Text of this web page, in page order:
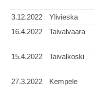
3.12.2022
Ylivieska
16.4.2022
Taivalvaara
15.4.2022 Taivalkoski
27.3.2022 Kempele